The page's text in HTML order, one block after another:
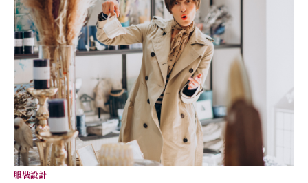
服裝設計